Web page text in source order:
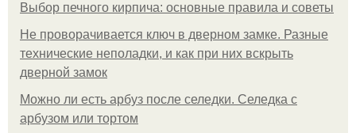
Выбор печного кирпича: основные правила и советы
Не проворачивается ключ в дверном замке. Разные
технические неполадки, и как при них вскрыть
дверной замок
Можно ли есть арбуз после селедки. Селедка с
арбузом или тортом